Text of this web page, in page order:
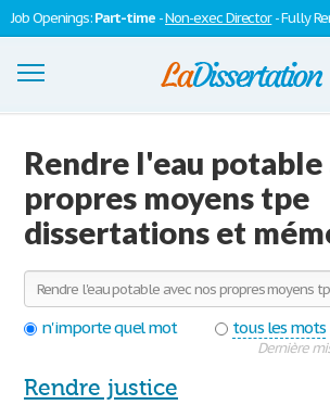
Job Openings:Part-time -Non-exec Director- Fully
Se connecter
Contactez-nous
Rendre l'eau potable
propres moyens tpe
dissertations et
n'importe quel mot
tous les mots
Dernière
Rendre justice